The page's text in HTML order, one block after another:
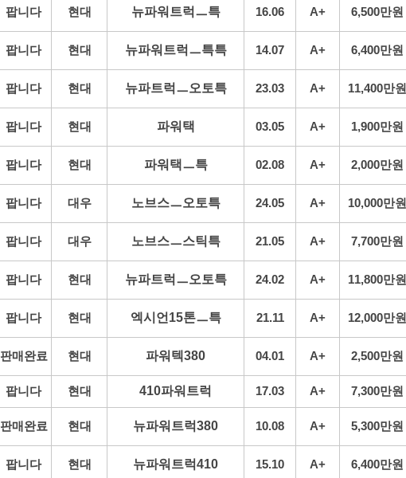
팝니다 현대 뉴파워트럭ㅡ특 16.06 A+ 6,500만원
팝니다 현대 뉴파워트럭ㅡ특특 14.07 A+ 6,400만원
팝니다 현대 뉴파트럭ㅡ오토특 23.03 A+ 11,400만원
팝니다 현대 파워택 03.05 A+ 1,900만원
팝니다 현대 파워택ㅡ특 02.08 A+ 2,000만원
팝니다 대우 노브스ㅡ오토특 24.05 A+ 10,000만원
팝니다 대우 노브스ㅡ스틱특 21.05 A+ 7,700만원
팝니다 현대 뉴파트럭ㅡ오토특 24.02 A+ 11,800만원
팝니다 현대 엑시언15톤ㅡ특 21.11 A+ 12,000만원
판매완료 현대 파워텍380 04.01 A+ 2,500만원
팝니다 현대 410파워트럭 17.03 A+ 7,300만원
판매완료 현대 뉴파워트럭380 10.08 A+ 5,300만원
팝니다 현대 뉴파워트럭410 15.10 A+ 6,400만원